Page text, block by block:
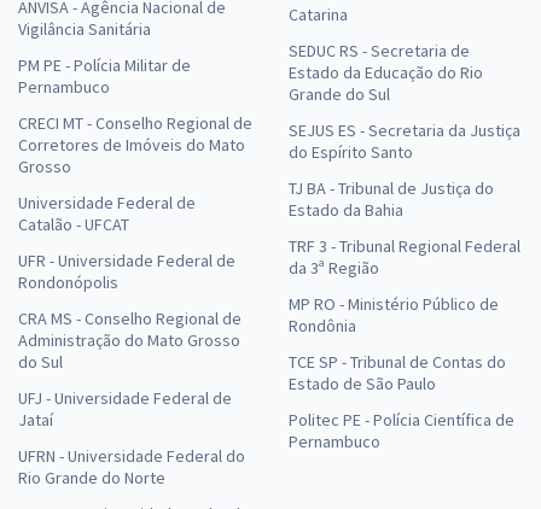
ANVISA - Agência Nacional de
Vigilância Sanitária
PM PE - Polícia Militar de
Pernambuco
CRECI MT - Conselho Regional de
Corretores de Imóveis do Mato
Grosso
Universidade Federal de
Catalão - UFCAT
UFR - Universidade Federal de
Rondonópolis
CRA MS - Conselho Regional de
Administração do Mato Grosso
do Sul
UFJ - Universidade Federal de
Jataí
UFRN - Universidade Federal do
Rio Grande do Norte
Catarina
SEDUC RS - Secretaria de
Estado da Educação do Rio
Grande do Sul
SEJUS ES - Secretaria da Justiça
do Espírito Santo
TJ BA - Tribunal de Justiça do
Estado da Bahia
TRF 3 - Tribunal Regional Federal
da 3ª Região
MP RO - Ministério Público de
Rondônia
TCE SP - Tribunal de Contas do
Estado de São Paulo
Politec PE - Polícia Científica de
Pernambuco